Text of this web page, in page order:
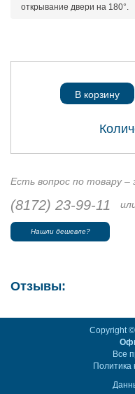
открывание двери на 180°.
В корзину
Есть вопрос по товару –
(8172) 23-99-11
Нашли дешевле?
Отзывы:
Copyright
Все
Политика